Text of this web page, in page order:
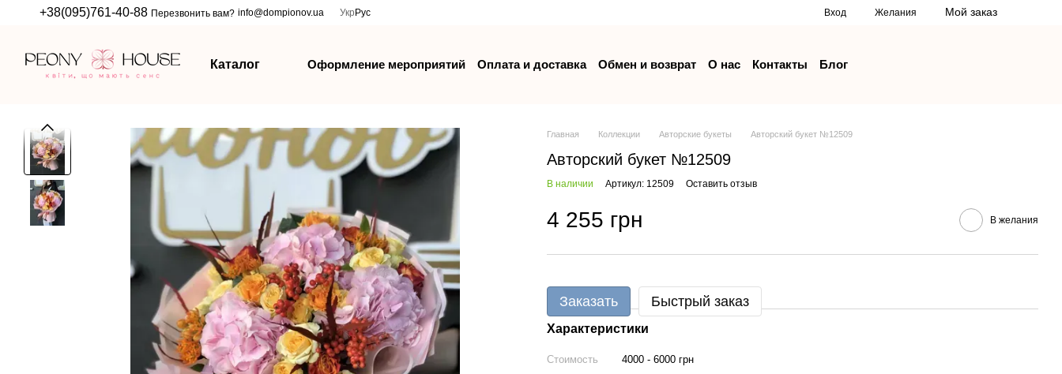
Перейти к основному контенту
+38(095)761-40-88 Перезвонить вам? info@dompionov.ua Укр Рус Вход Желания Мой заказ
Каталог Оформление мероприятий Оплата и доставка Обмен и возврат О нас Контакты Блог
Главная Коллекции Авторские букеты Авторский букет №12509
Авторский букет №12509
В наличии Артикул: 12509 Оставить отзыв
4 255 грн В желания
Заказать Быстрый заказ
Характеристики
Стоимость
4000 - 6000 грн